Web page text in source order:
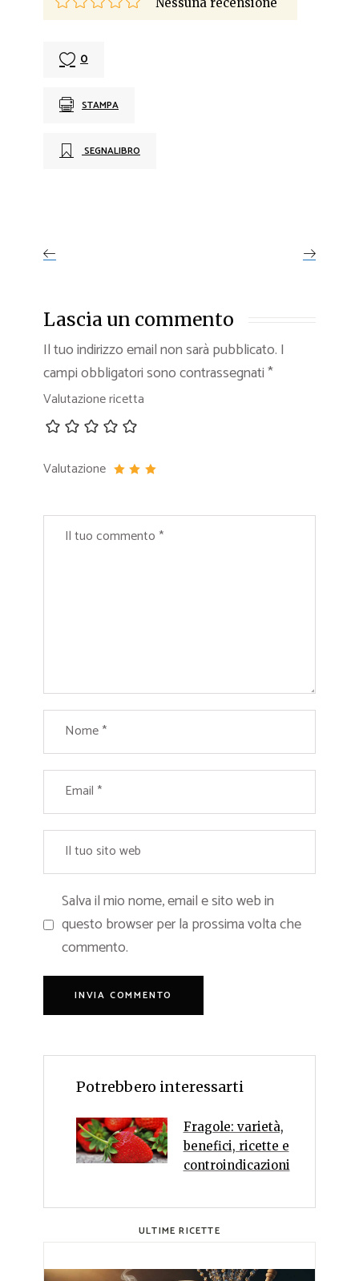
0
STAMPA
SEGNALIBRO
Lascia un commento
Il tuo indirizzo email non sarà pubblicato. I
campi obbligatori sono contrassegnati*
Valutazione ricetta
Valutazione
Salva il mio nome, email e sito web in
questo browser per la prossima volta che
commento.
Potrebbero interessarti
Fragole: varietà,
benefici, ricette e
controindicazioni
ULTIME RICETTE